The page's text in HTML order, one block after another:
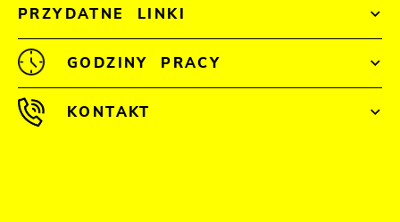
PRZYDATNE LINKI
GODZINY PRACY
KONTAKT